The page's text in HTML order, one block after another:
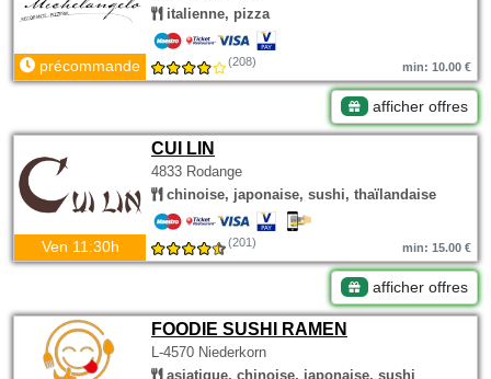
italienne, pizza
précommande (208) min: 10.00 €
afficher offres
CUI LIN
4833 Rodange
chinoise, japonaise, sushi, thaïlandaise
Ven 11:30h (201) min: 15.00 €
afficher offres
FOODIE SUSHI RAMEN
L-4570 Niederkorn
asiatique, chinoise, japonaise, sushi